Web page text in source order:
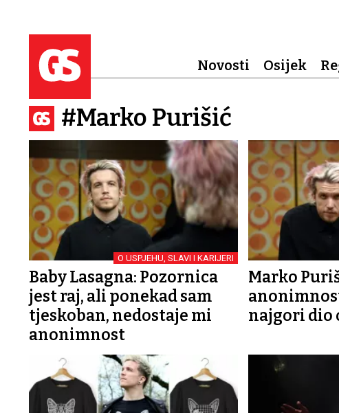
Novosti Osijek
#Marko Purišić
O USPJEHU, SLAVI I KARIJERI
Baby Lasagna: Pozornica
jest raj, ali ponekad sam
tjeskoban, nedostaje mi
anonimnost
Marko
najgori dio